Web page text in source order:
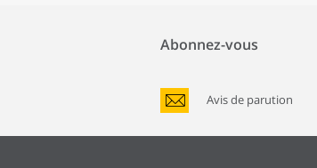
Abonnez-vous
Avis de parution